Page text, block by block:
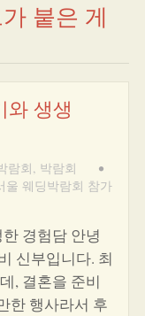
붙은 게
와 생생
람회, 박람회
•
울 웨딩박람회 참가
경험담 안녕
신부입니다. 최
, 결혼을 준비
한 행사라서 후